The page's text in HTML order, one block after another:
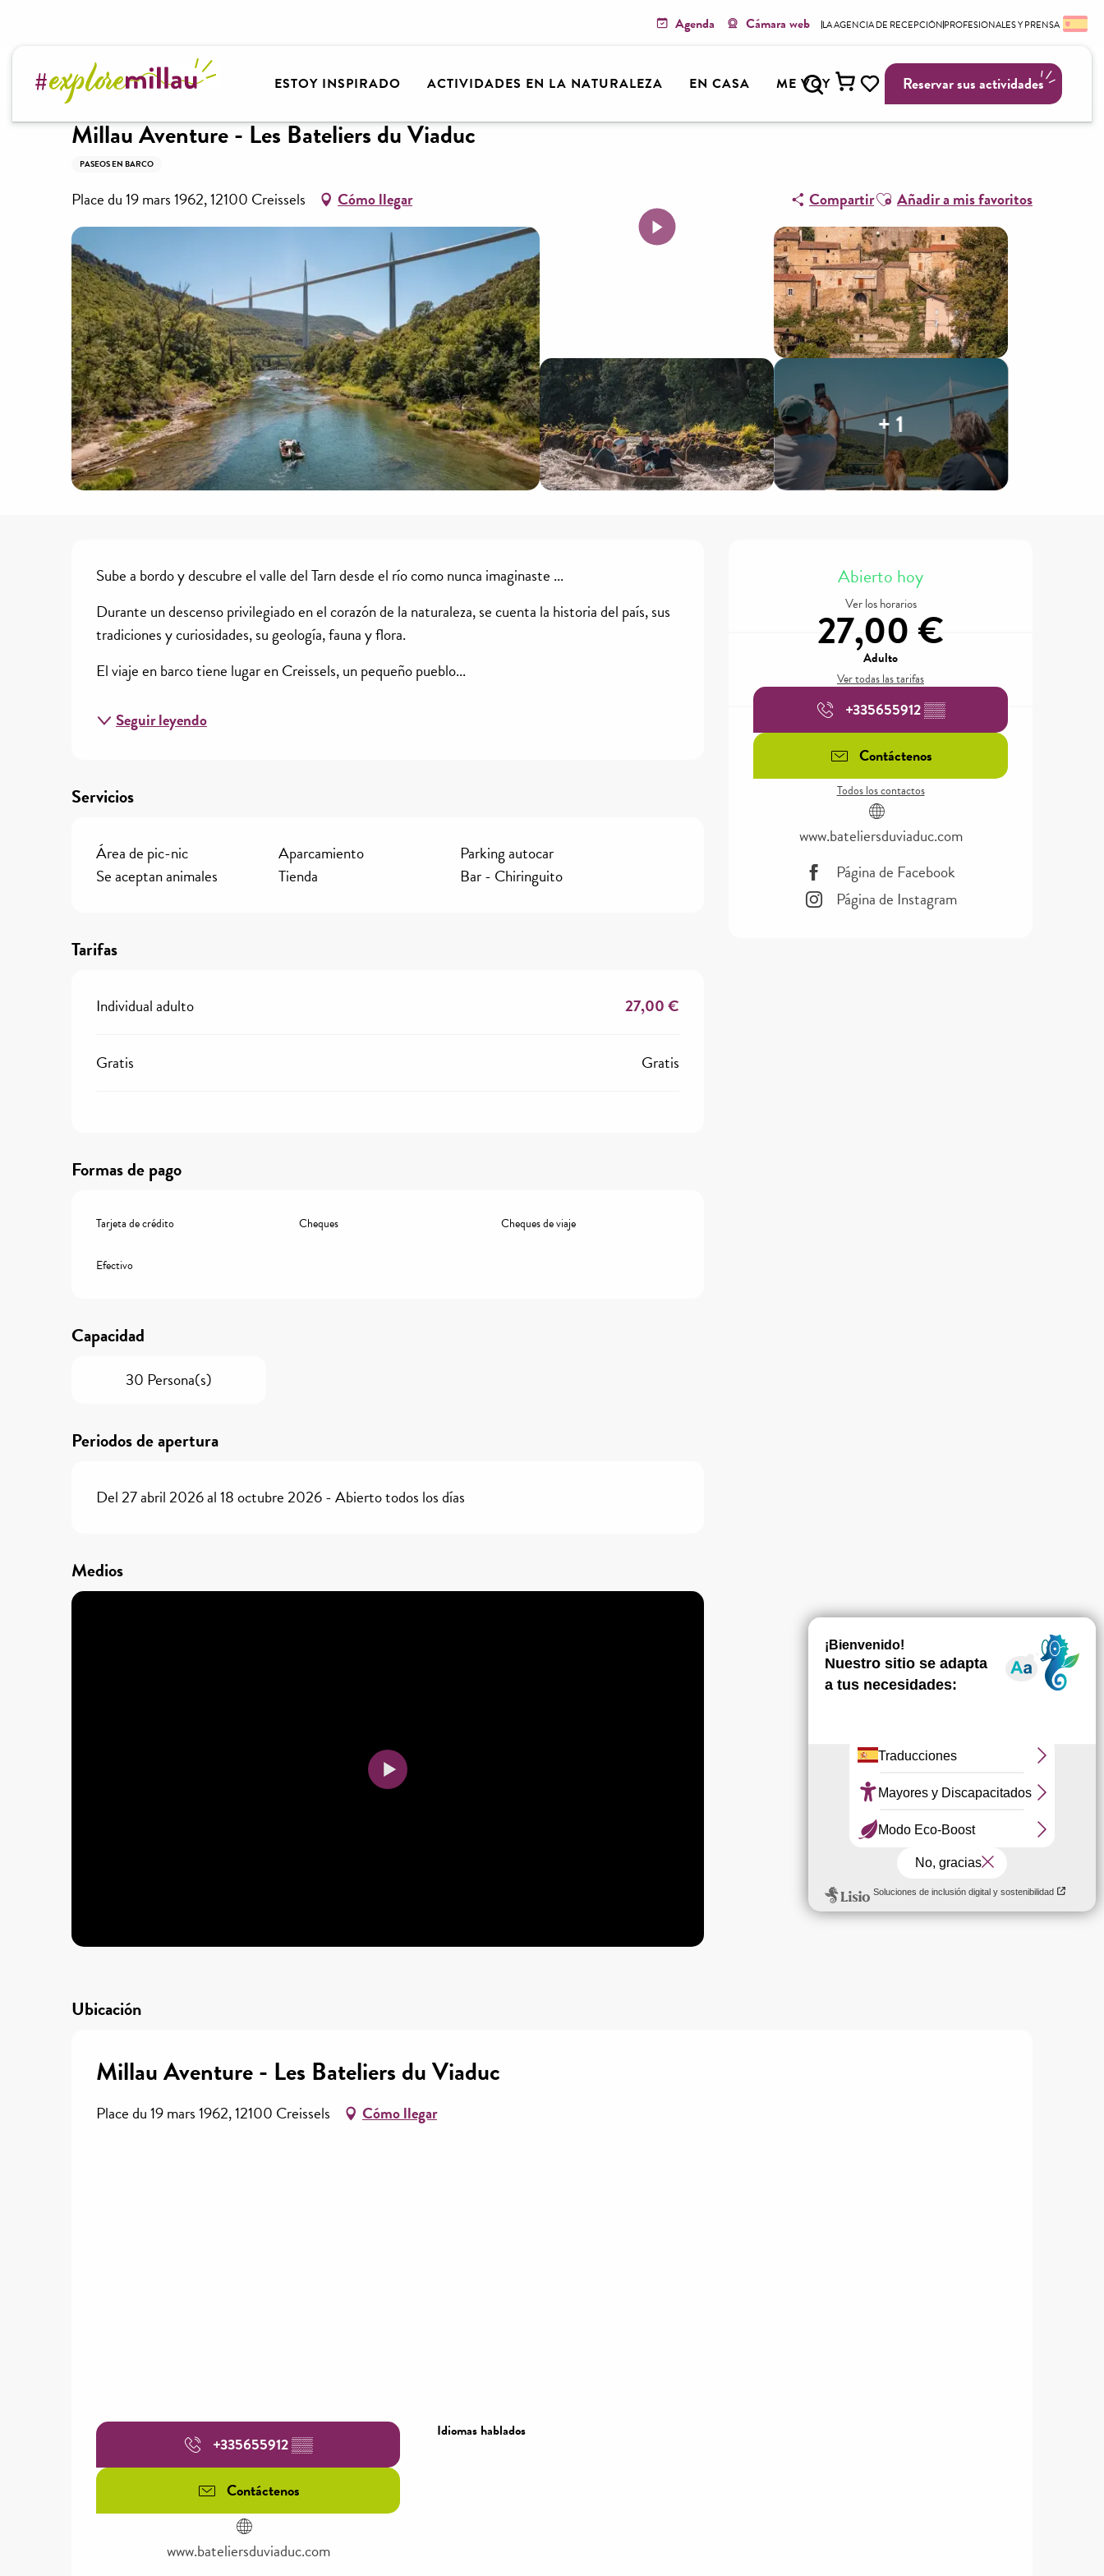
contenu
principal
Reservar sus actividades
Voir les favoris
Buscar
Agenda Cámara web LA AGENCIA DE RECEPCIÓNPROFESIONALES Y PRENSA
ESTOY INSPIRADO ACTIVIDADES EN LA NATURALEZA EN CASA ME VOY
Bienvenido a Millau Grands Causses – Gorges du Tarn
Millau Aventure - Les Bateliers du Viaduc
PASEOS EN BARCO
Place du 19 mars 1962, 12100 Creissels Cómo llegar CompartirAjouter aux favoris
Añadir a mis favoritos
+ 1
Horarios y datos de contacto
Abierto hoy
Ver los horarios
27,00 €
Adulto
Ver todas las tarifas
+335655912▒▒
Contáctenos
Todos los contactos
www.bateliersduviaduc.com
Página de Facebook
Página de Instagram
Descripción
Sube a bordo y descubre el valle del Tarn desde el río como nunca imaginaste ...
Durante un descenso privilegiado en el corazón de la naturaleza, se cuenta la historia del país, sus
tradiciones y curiosidades, su geología, fauna y flora.
El viaje en barco tiene lugar en Creissels, un pequeño pueblo...
Seguir leyendo
Servicios
Área de pic-nic Aparcamiento
Parking autocar
Se aceptan animales
Tienda Bar - Chiringuito
Tarifas
Individual adulto 27,00 €
Gratis Gratis
Formas de pago
Tarjeta de crédito Cheques Cheques de viaje
Efectivo
Capacidad
30 Persona(s)
Periodos de apertura
Del 27 abril 2026 al 18 octubre 2026 - Abierto todos los días
Medios
Ubicación
Millau Aventure - Les Bateliers du Viaduc
Place du 19 mars 1962, 12100 Creissels Cómo llegar
+335655912▒▒
Contáctenos
www.bateliersduviaduc.com
Idiomas hablados
Idiomas hablados